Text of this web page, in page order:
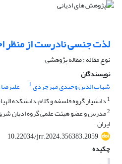
لذت جنسی نادرست از منظر
نوع مقاله : مقاله پژوهشی
نویسندگان
شهاب‌ الدین وحیدی مهرجردی1
1 دانشیار گروه فلسفه و کلام،دانشکده
2مدرس و عضو هیئت علمی گروه ادیان
ایران
10.22034/jrr.2024.356383.2059
چکیده